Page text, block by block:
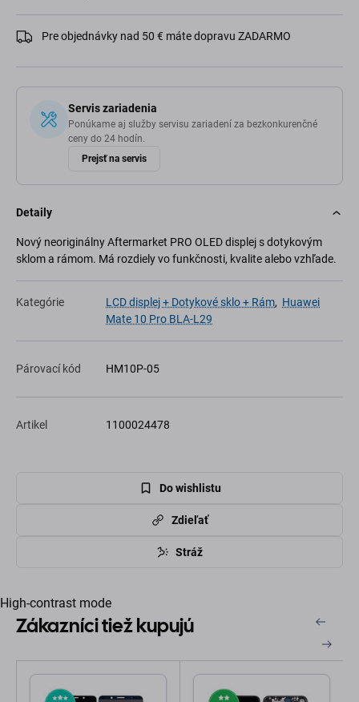
Pre objednávky nad 50 € máte dopravu ZADARMO
Servis zariadenia
Ponúkame aj služby servisu zariadení za bezkonkurenčné
ceny do 24 hodín.
Prejsť na servis
Detaily
Nový neoriginálny Aftermarket PRO OLED displej s dotykovým
sklom a rámom. Má rozdiely vo funkčnosti, kvalite alebo vzhľade.
Kategórie LCD displej + Dotykové sklo + Rám, Huawei
Mate 10 Pro BLA-L29
Párovací kód HM10P-05
Artikel 1100024478
Do wishlistu
Zdieľať
Stráž
High-contrast mode
Zákazníci tiež kupujú